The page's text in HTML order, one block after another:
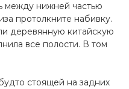
между нижней частью
протолкните набивку.
деревянную китайскую
все полости. В том
стоящей на задних